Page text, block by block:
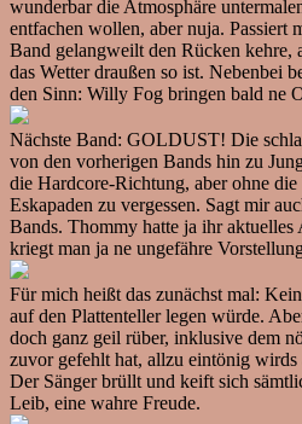
wunderbar die Atmosphäre
entfachen wollen, aber nuja. Passiert
Band gelangweilt den Rücken kehre,
das Wetter draußen so ist. Nebenbei
den Sinn: Willy Fog bringen bald ne
Nächste Band: GOLDUST! Die
von den vorherigen Bands hin zu
die Hardcore-Richtung, aber ohne
Eskapaden zu vergessen. Sagt mir
Bands. Thommy hatte ja ihr aktuelles
kriegt man ja ne ungefähre
Für mich heißt das zunächst mal:
auf den Plattenteller legen würde.
doch ganz geil rüber, inklusive dem
zuvor gefehlt hat, allzu eintönig wirds
Der Sänger brüllt und keift sich
Leib, eine wahre Freude.